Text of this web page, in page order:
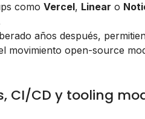
como Vercel, Linear o
años después,
movimiento open-source
CI/CD y tooling